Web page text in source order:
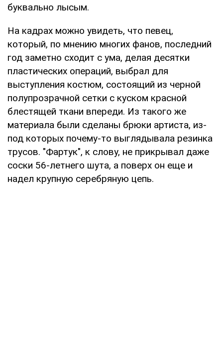
буквально лысым.
На кадрах можно увидеть, что певец,
который, по мнению многих фанов, последний
год заметно сходит с ума, делая десятки
пластических операций, выбрал для
выступления костюм, состоящий из черной
полупрозрачной сетки с куском красной
блестящей ткани впереди. Из такого же
материала были сделаны брюки артиста, из-
под которых почему-то выглядывала резинка
трусов. "Фартук", к слову, не прикрывал даже
соски 56-летнего шута, а поверх он еще и
надел крупную серебряную цепь.